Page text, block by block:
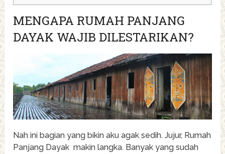
MENGAPA RUMAH PANJANG
DAYAK WAJIB DILESTARIKAN?
Nah ini bagian yang bikin aku agak sedih. Jujur, Rumah
Panjang Dayak makin langka. Banyak yang sudah